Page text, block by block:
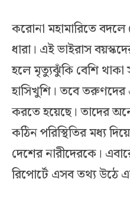
করোনা মহামারিতে বদলে
ধারা। এই ভাইরাস
হলে মৃত্যুঝুঁকি বেশি থাকা
হাসিখুশি। তবে
করতে হয়েছে। তাদের
কঠিন পরিস্থিতির মধ্য
দেশের নারীদেরকে।
রিপোর্টে এসব তথ্য উঠে